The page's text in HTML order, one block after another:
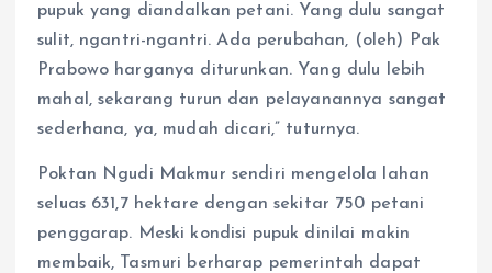
pupuk yang diandalkan petani. Yang dulu sangat
sulit, ngantri-ngantri. Ada perubahan, (oleh) Pak
Prabowo harganya diturunkan. Yang dulu lebih
mahal, sekarang turun dan pelayanannya sangat
sederhana, ya, mudah dicari,” tuturnya.
Poktan Ngudi Makmur sendiri mengelola lahan
seluas 631,7 hektare dengan sekitar 750 petani
penggarap. Meski kondisi pupuk dinilai makin
membaik, Tasmuri berharap pemerintah dapat